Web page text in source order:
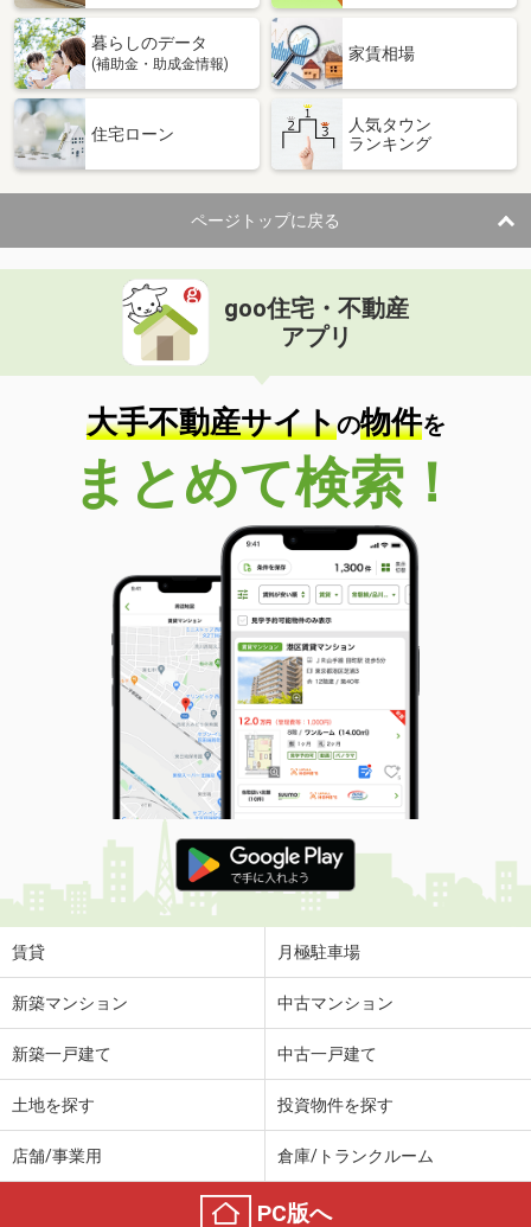
暮らしのデータ
(補助金・助成金情報)
家賃相場
住宅ローン
人気タウン
ランキング
ページトップに戻る
goo住宅・不動産
アプリ
大手不動産サイトの物件を
まとめて検索！
賃貸 月極駐車場
新築マンション 中古マンション
新築一戸建て 中古一戸建て
土地を探す 投資物件を探す
店舗/事業用 倉庫/トランクルーム
PC版へ